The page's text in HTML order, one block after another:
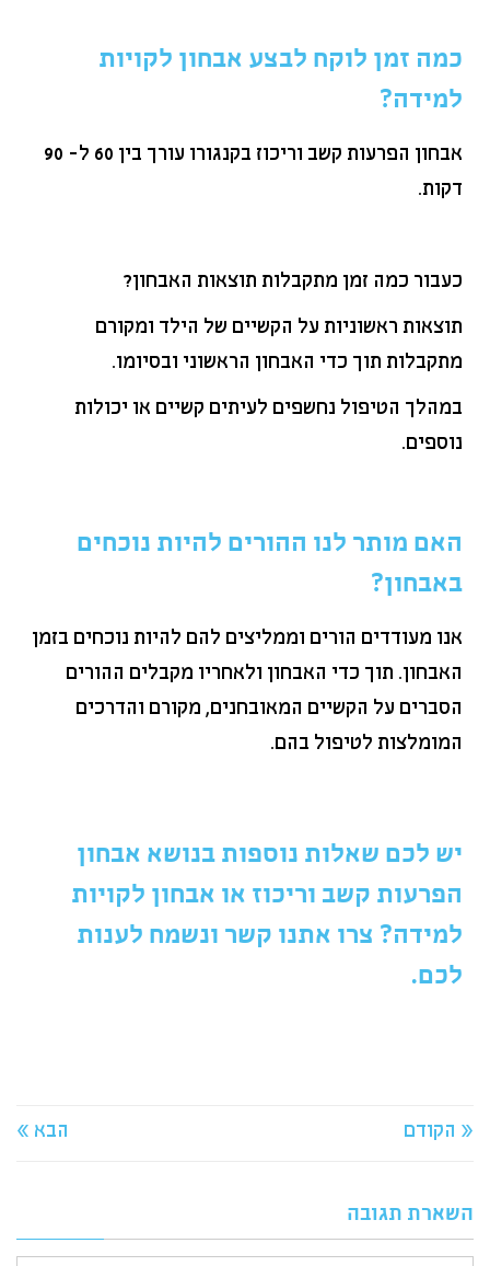
כמה זמן לוקח לבצע אבחון לקויות
למידה?
אבחון הפרעות קשב וריכוז בקנגורו עורך בין 60 ל- 90
דקות.
כעבור כמה זמן מתקבלות תוצאות האבחון?
תוצאות ראשוניות על הקשיים של הילד ומקורם
מתקבלות תוך כדי האבחון הראשוני ובסיומו.
במהלך הטיפול נחשפים לעיתים קשיים או יכולות
נוספים.
האם מותר לנו ההורים להיות נוכחים
באבחון?
אנו מעודדים הורים וממליצים להם להיות נוכחים בזמן
האבחון. תוך כדי האבחון ולאחריו מקבלים ההורים
הסברים על הקשיים המאובחנים, מקורם והדרכים
המומלצות לטיפול בהם.
יש לכם שאלות נוספות בנושא אבחון
הפרעות קשב וריכוז או אבחון לקויות
למידה? צרו אתנו קשר ונשמח לענות
לכם.
« הקודם הבא »
השארת תגובה